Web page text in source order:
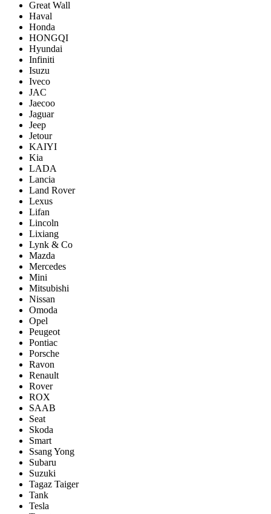
Great Wall
Haval
Honda
HONGQI
Hyundai
Infiniti
Isuzu
Iveco
JAC
Jaecoo
Jaguar
Jeep
Jetour
KAIYI
Kia
LADA
Lancia
Land Rover
Lexus
Lifan
Lincoln
Lixiang
Lynk & Co
Mazda
Mercedes
Mini
Mitsubishi
Nissan
Omoda
Opel
Peugeot
Pontiac
Porsсhe
Ravon
Renault
Rover
ROX
SAAB
Seat
Skoda
Smart
Ssang Yong
Subaru
Suzuki
Tagaz Taiger
Tank
Tesla